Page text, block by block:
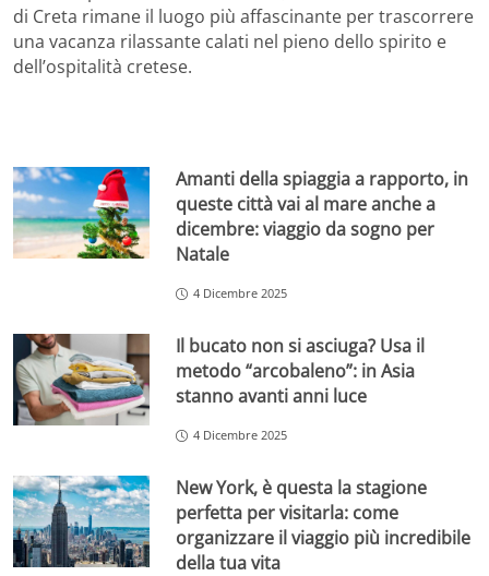
di Creta rimane il luogo più affascinante per trascorrere
una vacanza rilassante calati nel pieno dello spirito e
dell’ospitalità cretese.
Amanti della spiaggia a rapporto, in
queste città vai al mare anche a
dicembre: viaggio da sogno per
Natale
4 Dicembre 2025
Il bucato non si asciuga? Usa il
metodo “arcobaleno”: in Asia
stanno avanti anni luce
4 Dicembre 2025
New York, è questa la stagione
perfetta per visitarla: come
organizzare il viaggio più incredibile
della tua vita